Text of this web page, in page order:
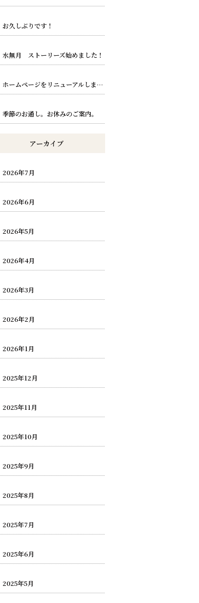
お久しぶりです！
水無月 ストーリーズ始めました！
ホームページをリニューアルしました。
季節のお通し。お休みのご案内。
アーカイブ
2026年7月
2026年6月
2026年5月
2026年4月
2026年3月
2026年2月
2026年1月
2025年12月
2025年11月
2025年10月
2025年9月
2025年8月
2025年7月
2025年6月
2025年5月